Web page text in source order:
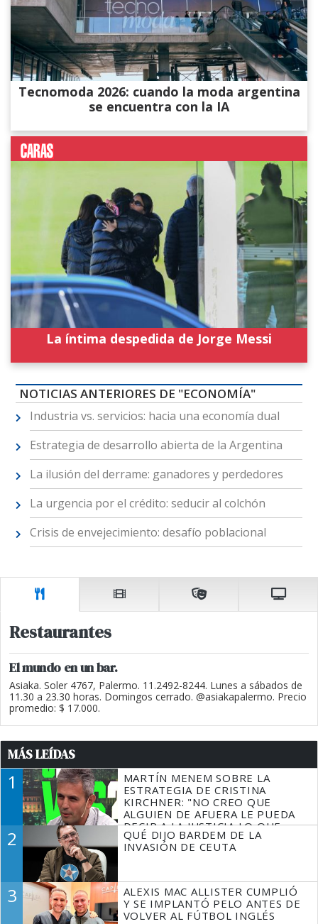
Tecnomoda 2026: cuando la moda argentina
se encuentra con la IA
La íntima despedida de Jorge Messi
NOTICIAS ANTERIORES DE "ECONOMÍA"
Industria vs. servicios: hacia una economía dual
Estrategia de desarrollo abierta de la Argentina
La ilusión del derrame: ganadores y perdedores
La urgencia por el crédito: seducir al colchón
Crisis de envejecimiento: desafío poblacional
Restaurantes
El mundo en un bar.
Asiaka. Soler 4767, Palermo. 11.2492-8244. Lunes a sábados de
11.30 a 23.30 horas. Domingos cerrado. @asiakapalermo. Precio
promedio: $ 17.000.
MÁS LEÍDAS
1
MARTÍN MENEM SOBRE LA
ESTRATEGIA DE CRISTINA
KIRCHNER: "NO CREO QUE
ALGUIEN DE AFUERA LE PUEDA
DECIR A LA JUSTICIA LO QUE
TIENE QUE HACER"
2
QUÉ DIJO BARDEM DE LA
INVASIÓN DE CEUTA
3
ALEXIS MAC ALLISTER CUMPLIÓ
Y SE IMPLANTÓ PELO ANTES DE
VOLVER AL FÚTBOL INGLÉS